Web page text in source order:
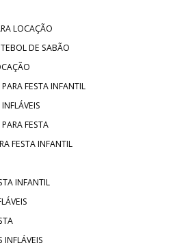
LOCAÇÃO
DE SABÃO
FESTA INFANTIL
FESTA
FESTA INFANTIL
INFANTIL